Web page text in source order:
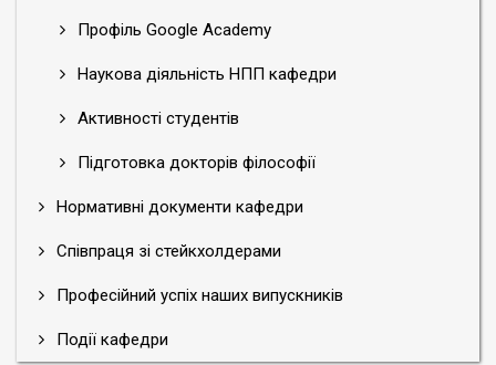
Профіль Google Academy
Наукова діяльність НПП кафедри
Активності студентів
Підготовка докторів філософії
Нормативні документи кафедри
Співпраця зі стейкхолдерами
Професійний успіх наших випускників
Події кафедри